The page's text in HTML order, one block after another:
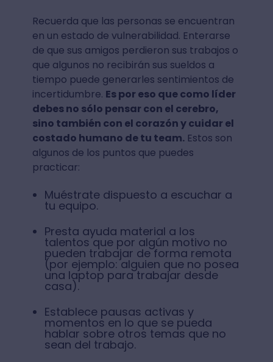
Recuerda que las personas se encuentran
en un estado de vulnerabilidad. Enterarse
de que sus amigos perdieron sus trabajos o
que algunos no recibirán sus sueldos a
tiempo puede generarles sentimientos de
incertidumbre. Es por eso que como líder
debes no sólo pensar con el cerebro,
sino también con el corazón y cuidar el
costado humano de tu team.Estos son
algunos de los puntos que puedes
practicar:
Muéstrate dispuesto a escuchar a
tu equipo.
Presta ayuda material a los
talentos que por algún motivo no
pueden trabajar de forma remota
(por ejemplo: alguien que no posea
una laptop para trabajar desde
casa).
Establece pausas activas y
momentos en lo que se pueda
hablar sobre otros temas que no
sean del trabajo.